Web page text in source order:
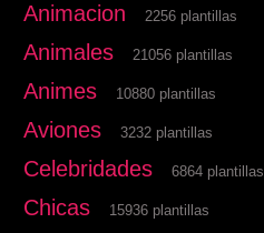
Animacion 2256 plantillas
Animales 21056 plantillas
Animes 10880 plantillas
Aviones 3232 plantillas
Celebridades 6864 plantillas
Chicas 15936 plantillas